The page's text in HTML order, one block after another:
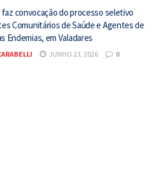
convocação do processo seletivo
Comunitários de Saúde e Agentes de
Endemias, em Valadares
JUNHO 23, 2026 0